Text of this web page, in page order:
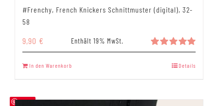
#Frenchy, French Knickers Schnittmuster (digital), 32-
58
Bewertet
5.00
9,90 € Enthält 19% MwSt.
In den Warenkorb Details
Save